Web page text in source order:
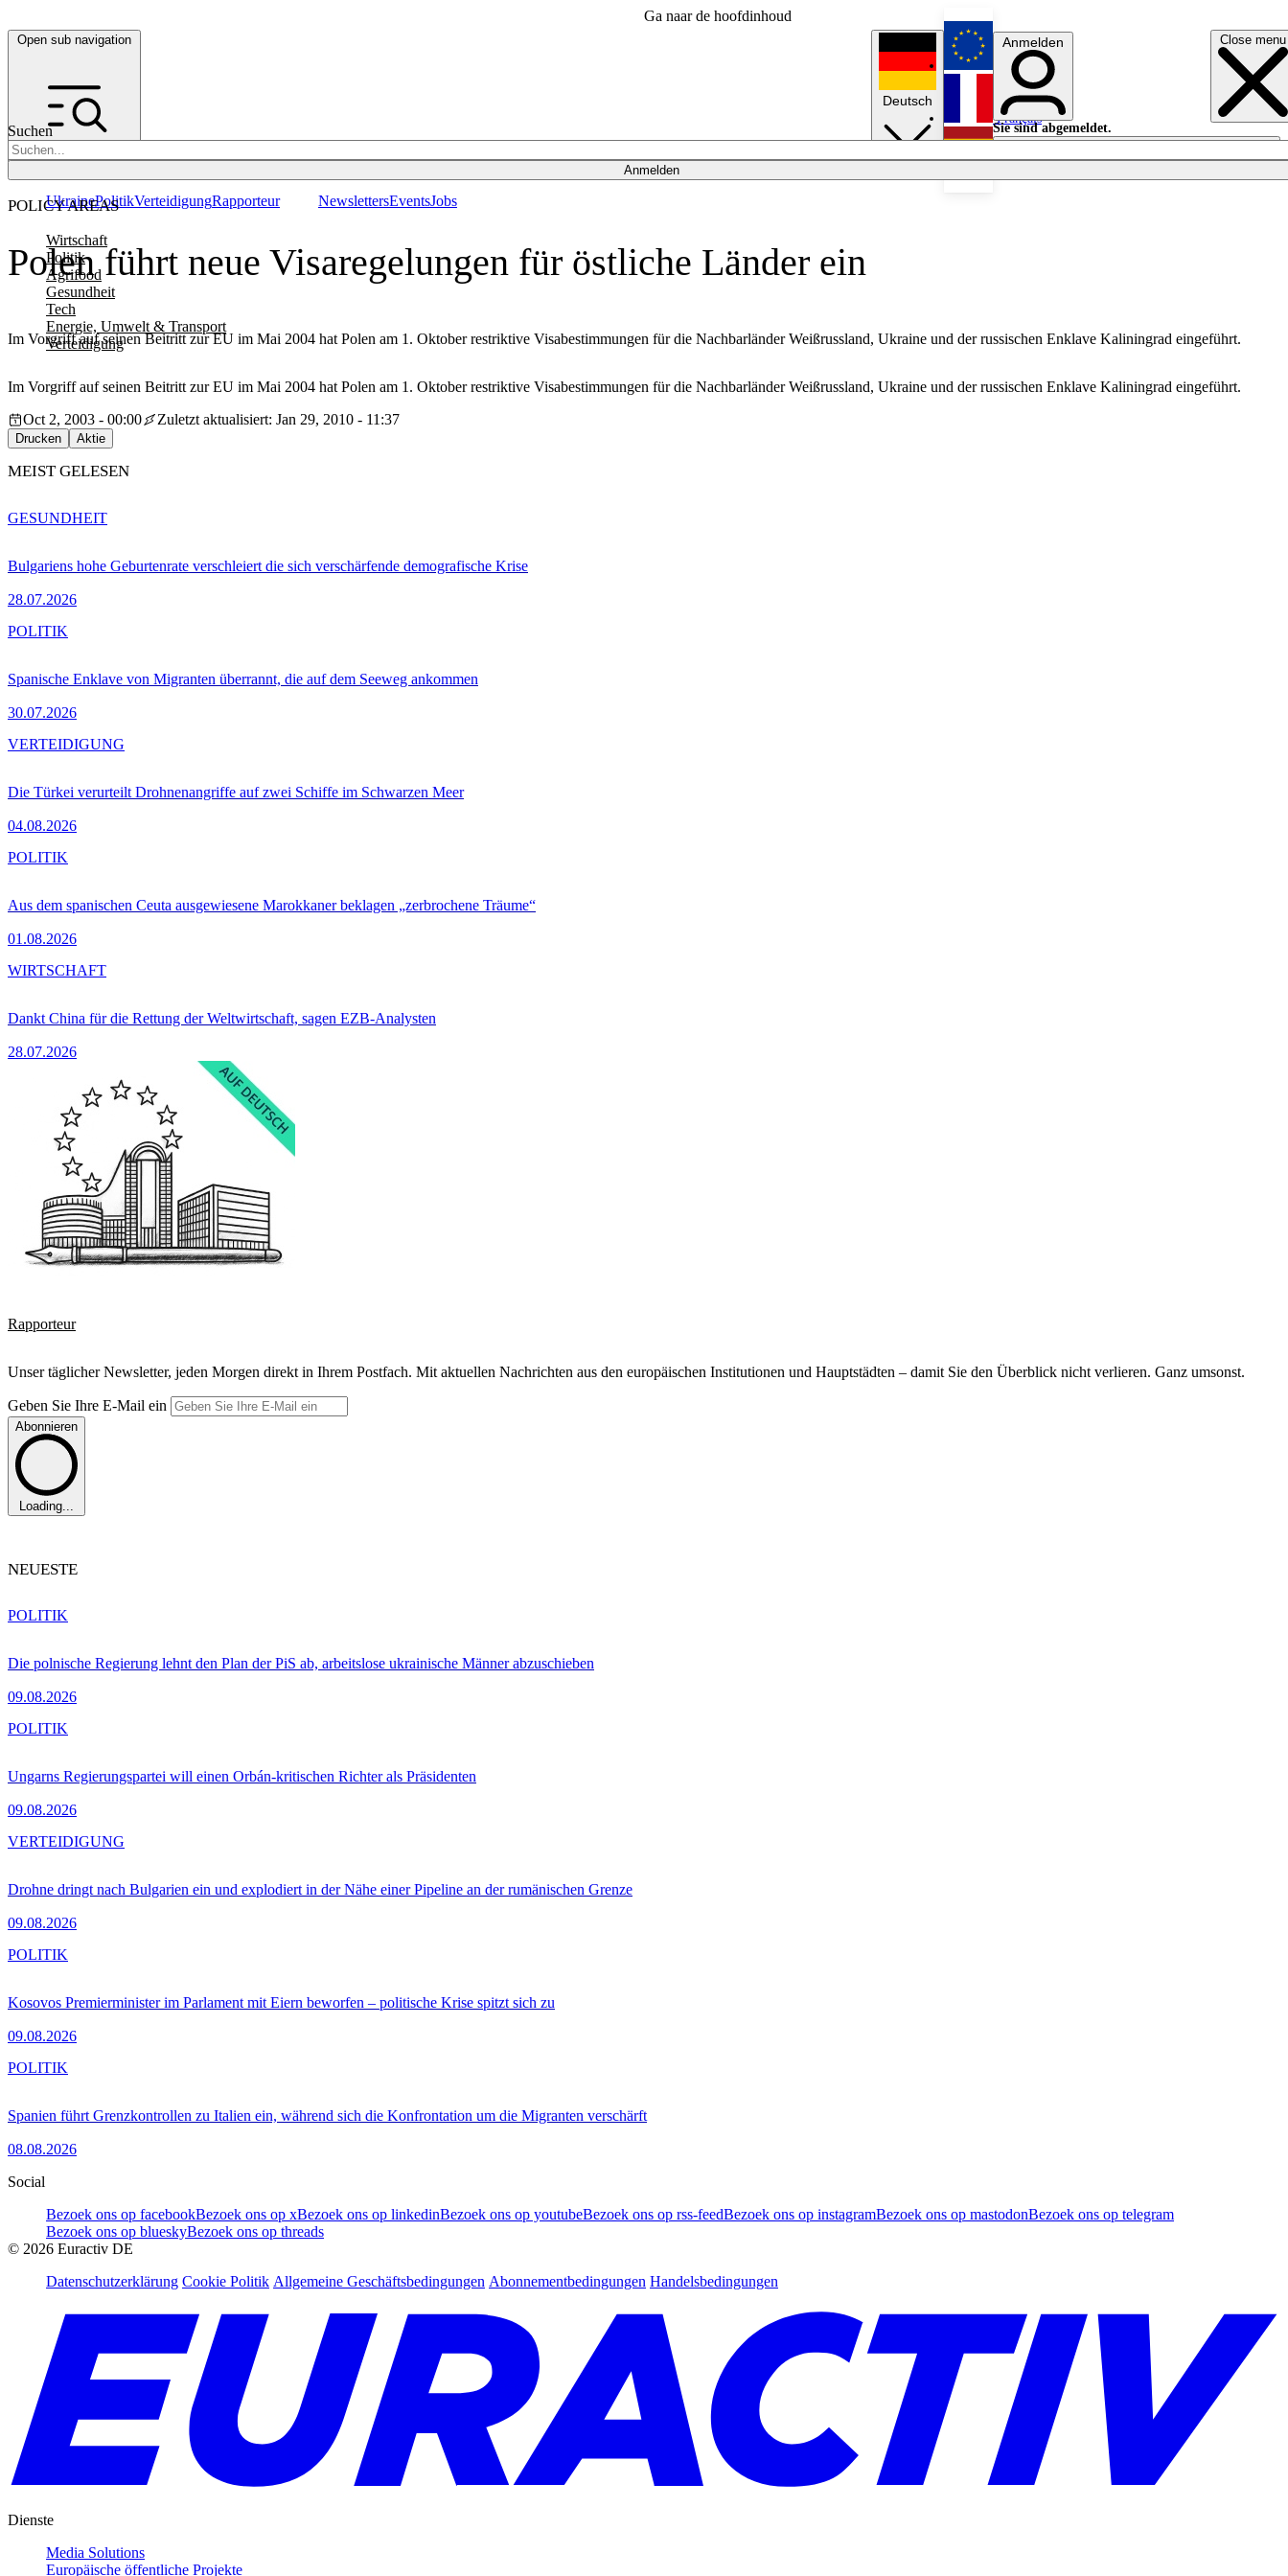
Ga naar de hoofdinhoud
Open sub navigation Close menu
Suchen
Anmelden
POLICY AREAS
Wirtschaft
Politik
Agrifood
Gesundheit
Tech
Energie, Umwelt & Transport
Verteidigung
UkrainePolitikVerteidigungRapporteur NewslettersEventsJobs
Deutsch
English
Français
Anmelden
Sie sind abgemeldet.
Anmelden
Licht aus
Polen führt neue Visaregelungen für östliche Länder ein
Im Vorgriff auf seinen Beitritt zur EU im Mai 2004 hat Polen am 1. Oktober restriktive Visabestimmungen für die Nachbarländer Weißrussland, Ukraine und der russischen Enklave Kaliningrad eingeführt.
Im Vorgriff auf seinen Beitritt zur EU im Mai 2004 hat Polen am 1. Oktober restriktive Visabestimmungen für die Nachbarländer Weißrussland, Ukraine und der russischen Enklave Kaliningrad eingeführt.
Oct 2, 2003 - 00:00
Zuletzt aktualisiert: Jan 29, 2010 - 11:37
Drucken Aktie
MEIST GELESEN
Bulgariens hohe Geburtenrate verschleiert die sich verschärfende demografische Krise
28.07.2026
GESUNDHEIT
Spanische Enklave von Migranten überrannt, die auf dem Seeweg ankommen
30.07.2026
POLITIK
Die Türkei verurteilt Drohnenangriffe auf zwei Schiffe im Schwarzen Meer
04.08.2026
VERTEIDIGUNG
Aus dem spanischen Ceuta ausgewiesene Marokkaner beklagen „zerbrochene Träume“
01.08.2026
POLITIK
Dankt China für die Rettung der Weltwirtschaft, sagen EZB-Analysten
28.07.2026
WIRTSCHAFT
Rapporteur
Unser täglicher Newsletter, jeden Morgen direkt in Ihrem Postfach. Mit aktuellen Nachrichten aus den europäischen Institutionen und Hauptstädten – damit Sie den Überblick nicht verlieren. Ganz umsonst.
Geben Sie Ihre E-Mail ein
Abonnieren
Loading...
NEUESTE
Die polnische Regierung lehnt den Plan der PiS ab, arbeitslose ukrainische Männer abzuschieben
09.08.2026
POLITIK
Ungarns Regierungspartei will einen Orbán-kritischen Richter als Präsidenten
09.08.2026
POLITIK
Drohne dringt nach Bulgarien ein und explodiert in der Nähe einer Pipeline an der rumänischen Grenze
09.08.2026
VERTEIDIGUNG
Kosovos Premierminister im Parlament mit Eiern beworfen – politische Krise spitzt sich zu
09.08.2026
POLITIK
Spanien führt Grenzkontrollen zu Italien ein, während sich die Konfrontation um die Migranten verschärft
08.08.2026
POLITIK
Social
Bezoek ons op facebookBezoek ons op xBezoek ons op linkedinBezoek ons op youtubeBezoek ons op rss-feedBezoek ons op instagramBezoek ons op mastodonBezoek ons op telegram
Bezoek ons op blueskyBezoek ons op threads
© 2026 Euractiv DE
Datenschutzerklärung Cookie Politik Allgemeine Geschäftsbedingungen Abonnementbedingungen Handelsbedingungen
Dienste
Media Solutions
Europäische öffentliche Projekte